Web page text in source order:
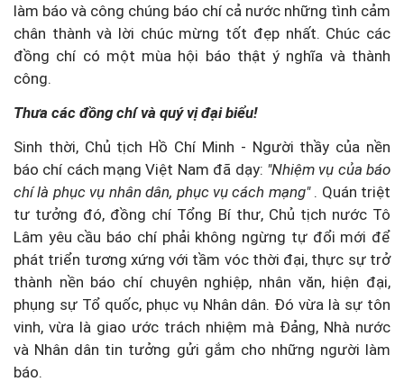
làm báo và công chúng báo chí cả nước những tình cảm
chân thành và lời chúc mừng tốt đẹp nhất. Chúc các
đồng chí có một mùa hội báo thật ý nghĩa và thành
công.
Thưa các đồng chí và quý vị đại biểu!
Sinh thời, Chủ tịch Hồ Chí Minh - Người thầy của nền
báo chí cách mạng Việt Nam đã dạy: "Nhiệm vụ của báo
chí là phục vụ nhân dân, phục vụ cách mạng" . Quán triệt
tư tưởng đó, đồng chí Tổng Bí thư, Chủ tịch nước Tô
Lâm yêu cầu báo chí phải không ngừng tự đổi mới để
phát triển tương xứng với tầm vóc thời đại, thực sự trở
thành nền báo chí chuyên nghiệp, nhân văn, hiện đại,
phụng sự Tổ quốc, phục vụ Nhân dân. Đó vừa là sự tôn
vinh, vừa là giao ước trách nhiệm mà Đảng, Nhà nước
và Nhân dân tin tưởng gửi gắm cho những người làm
báo.